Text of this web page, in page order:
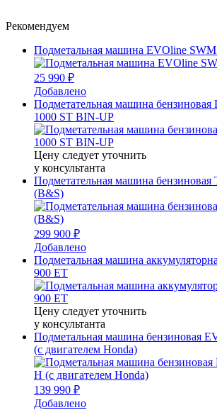
Рекомендуем
Подметальная машина EVOline
25 990 ₽
Добавлено
Подметательная машина бензиновая
1000 ST BIN-UP
Цену следует уточнить
у консультанта
Подметательная машина бензиновая
(B&S)
299 900 ₽
Добавлено
Подметальная машина
900 ET
Цену следует уточнить
у консультанта
Подметальная машина бензиновая
(с двигателем Honda)
139 990 ₽
Добавлено